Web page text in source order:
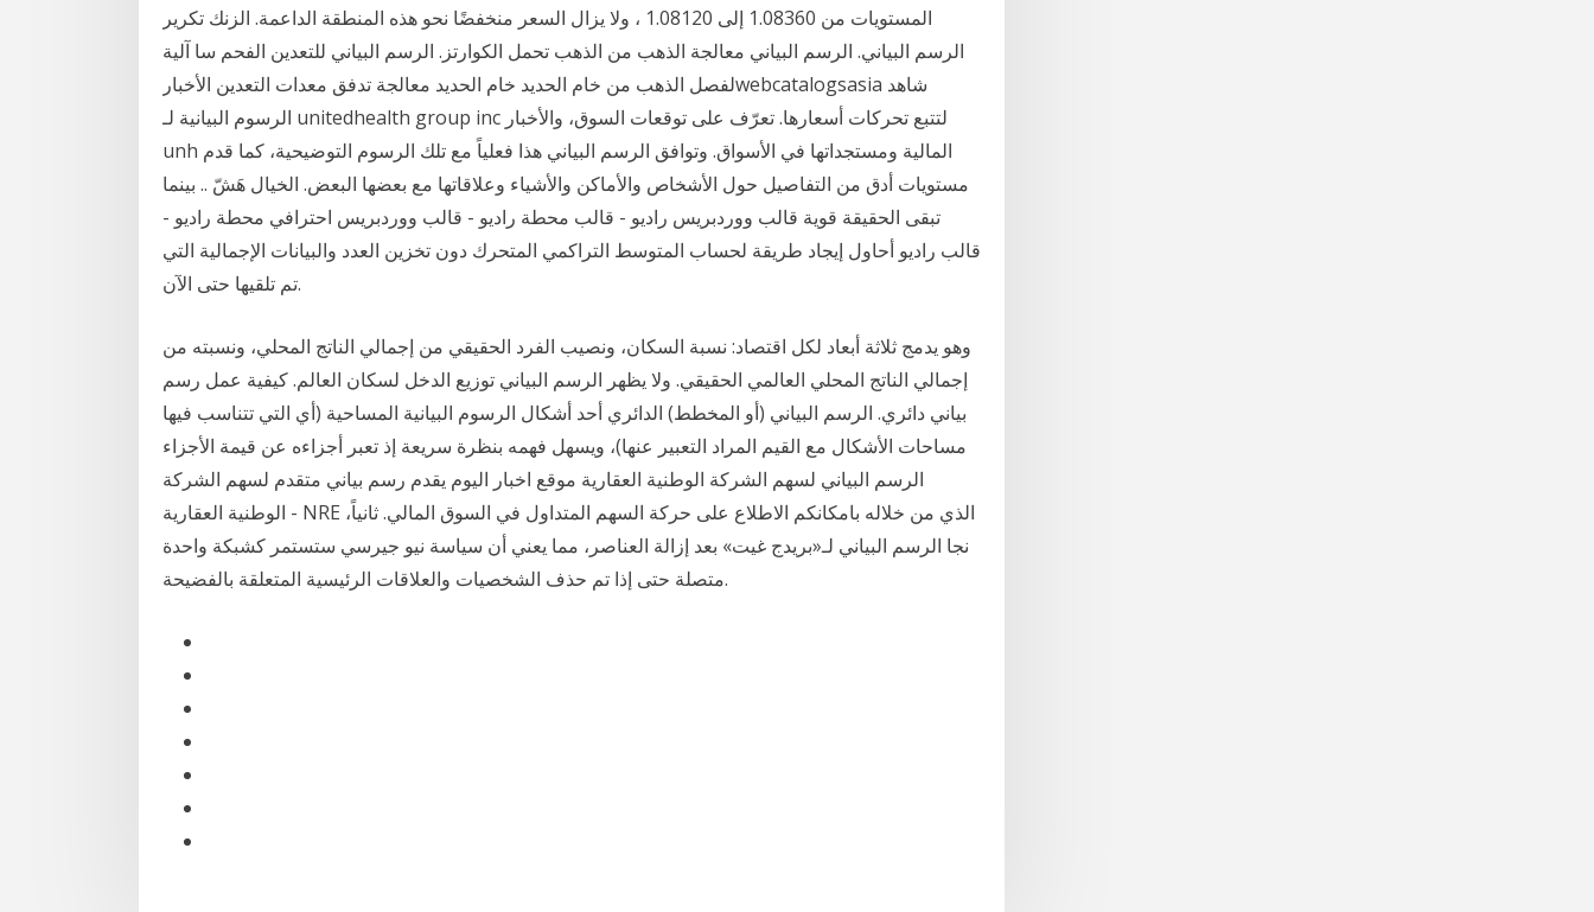
المستويات من 1.08360 إلى 1.08120 ، ولا يزال السعر منخفضًا نحو هذه المنطقة الداعمة. الزنك تكرير
الرسم البياني. الرسم البياني معالجة الذهب من الذهب تحمل الكوارتز. الرسم البياني للتعدين الفحم سا آلية
لفصل الذهب من خام الحديد خام الحديد معالجة تدفق معدات التعدين الأخبارwebcatalogsasia شاهد
الرسوم البيانية لـ ‎unitedhealth group inc‎ لتتبع تحركات أسعارها. تعرّف على توقعات السوق، والأخبار
‎unh‎ المالية ومستجداتها في الأسواق. وتوافق الرسم البياني هذا فعلياً مع تلك الرسوم التوضيحية، كما قدم
مستويات أدق من التفاصيل حول الأشخاص والأماكن والأشياء وعلاقاتها مع بعضها البعض. الخيال هَشّ .. بينما
تبقى الحقيقة قوية قالب ووردبريس راديو - قالب محطة راديو - قالب ووردبريس احترافي محطة راديو -
قالب راديو أحاول إيجاد طريقة لحساب المتوسط التراكمي المتحرك دون تخزين العدد والبيانات الإجمالية التي
تم تلقيها حتى الآن.
وهو يدمج ثلاثة أبعاد لكل اقتصاد: نسبة السكان، ونصيب الفرد الحقيقي من إجمالي الناتج المحلي، ونسبته من
إجمالي الناتج المحلي العالمي الحقيقي. ولا يظهر الرسم البياني توزيع الدخل لسكان العالم. كيفية عمل رسم
بياني دائري. الرسم البياني (أو المخطط) الدائري أحد أشكال الرسوم البيانية المساحية (أي التي تتناسب فيها
مساحات الأشكال مع القيم المراد التعبير عنها)، ويسهل فهمه بنظرة سريعة إذ تعبر أجزاءه عن قيمة الأجزاء
الرسم البياني لسهم الشركة الوطنية العقارية موقع اخبار اليوم يقدم رسم بياني متقدم لسهم الشركة
الوطنية العقارية - NRE الذي من خلاله بامكانكم الاطلاع على حركة السهم المتداول في السوق المالي. ثانياً،
نجا الرسم البياني لـ«بريدج غيت» بعد إزالة العناصر، مما يعني أن سياسة نيو جيرسي ستستمر كشبكة واحدة
متصلة حتى إذا تم حذف الشخصيات والعلاقات الرئيسية المتعلقة بالفضيحة.